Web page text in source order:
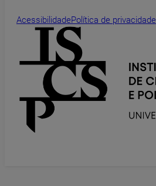
AcessibilidadePolítica de privacidade